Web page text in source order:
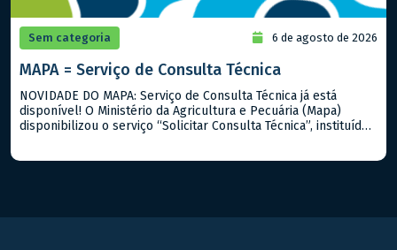
Sem categoria 6 de agosto de 2026
MAPA = Serviço de Consulta Técnica
NOVIDADE DO MAPA: Serviço de Consulta Técnica já está
disponível! O Ministério da Agricultura e Pecuária (Mapa)
disponibilizou o serviço “Solicitar Consulta Técnica”, instituído